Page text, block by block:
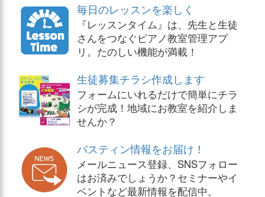
毎日のレッスンを楽しく
『レッスンタイム』は、先生と生徒
さんをつなぐピアノ教室管理アプ
リ。たのしい機能が満載！
生徒募集チラシ作成します
フォームにいれるだけで簡単にチラ
シが完成！地域にお教室を紹介しま
せんか？
バスティン情報をお届け！
メールニュース登録、SNSフォロー
はお済みでしょうか？セミナーやイ
ベントなど最新情報を配信中。